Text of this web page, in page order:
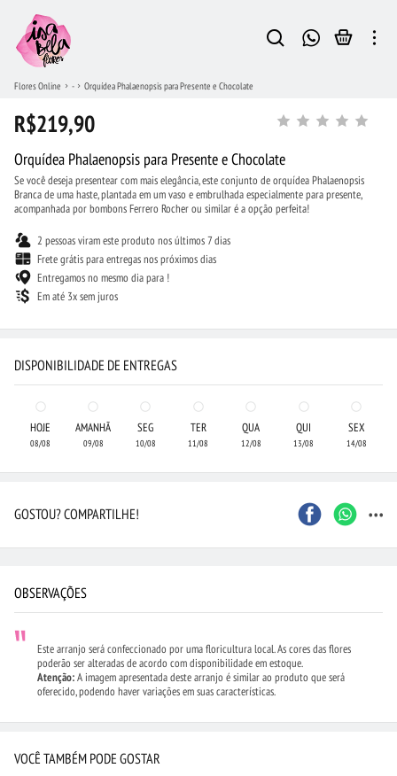
Flores Online - Orquídea Phalaenopsis para Presente e Chocolate
R$219,90
Orquídea Phalaenopsis para Presente e Chocolate
Se você deseja presentear com mais elegância, este conjunto de orquídea Phalaenopsis
Branca de uma haste, plantada em um vaso e embrulhada especialmente para presente,
acompanhada por bombons Ferrero Rocher ou similar é a opção perfeita!
2 pessoas viram este produto nos últimos 7 dias
Frete grátis para entregas nos próximos dias
Entregamos no mesmo dia para !
Em até 3x sem juros
DISPONIBILIDADE DE ENTREGAS
HOJE
08/08
AMANHÃ
09/08
SEG
10/08
TER
11/08
QUA
12/08
QUI
13/08
SEX
14/08
GOSTOU? COMPARTILHE! ...
OBSERVAÇÕES
Este arranjo será confeccionado por uma floricultura local. As cores das flores
poderão ser alteradas de acordo com disponibilidade em estoque.
Atenção:A imagem apresentada deste arranjo é similar ao produto que será
oferecido, podendo haver variações em suas características.
VOCÊ TAMBÉM PODE GOSTAR